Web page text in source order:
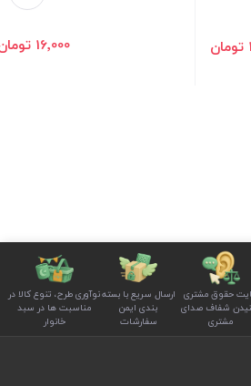
16٬000 تومان
حقوق مشتری
شفاف صدای
مشتری
ارسال سریع با بسته
بندی ایمن
سفارشات
نوآوری طرح، تنوع کالا در
مناسبت ها در سبد
خانوار